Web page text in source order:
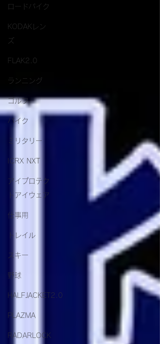
ロードバイク
KODAKレン
ズ
FLAK2.0
ランニング
ゴルフ
バイク
ミリタリー
ICRX NXT
アイプロテク
トアイウェア
仕事用
トレイル
スキー
野球
HALFJACKET2.0
PLAZMA
RADARLOCK